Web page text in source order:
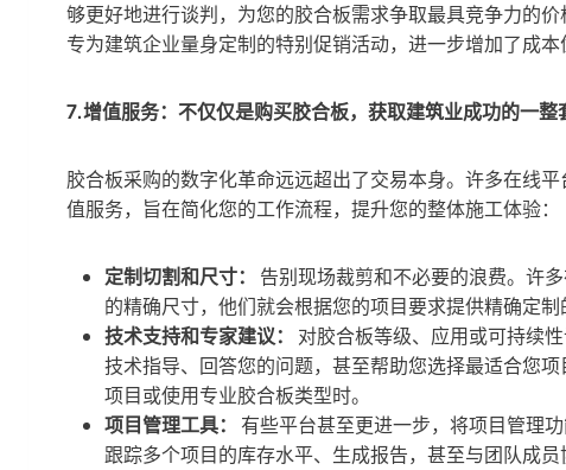
够更好地进行谈判，为您的胶合板需求争取最具竞争力的
专为建筑企业量身定制的特别促销活动，进一步增加了成本
7.增值服务：不仅仅是购买胶合板，获取建筑业成功的一整
胶合板采购的数字化革命远远超出了交易本身。许多在线
值服务，旨在简化您的工作流程，提升您的整体施工体验：
定制切割和尺寸：
告别现场裁剪和不必要的浪费。许
的精确尺寸，他们就会根据您的项目要求提供精确定
技术支持和专家建议：
对胶合板等级、应用或可持续
技术指导、回答您的问题，甚至帮助您选择最适合您
项目或使用专业胶合板类型时。
项目管理工具：
有些平台甚至更进一步，将项目管理
跟踪多个项目的库存水平、生成报告，甚至与团队成